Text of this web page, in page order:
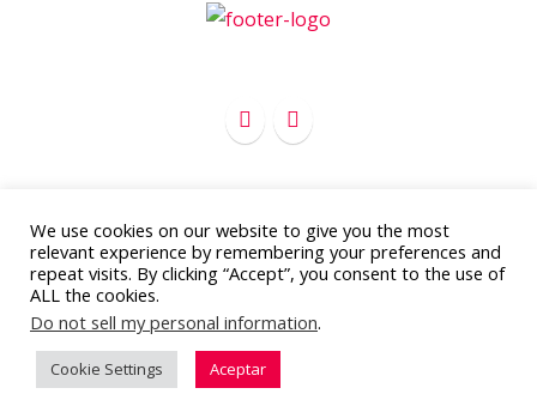
Copyright 2012 - 2016APC Marketing
Todos los derechos reservados
Aviso legal y política de privacidad
We use cookies on our website to give you the most
relevant experience by remembering your preferences and
repeat visits. By clicking “Accept”, you consent to the use of
ALL the cookies.
Do not sell my personal information.
Cookie Settings Aceptar